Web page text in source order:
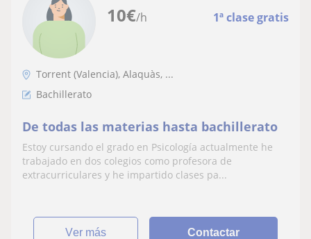
10€/h 1ª clase gratis
Torrent (Valencia), Alaquàs, ...
Bachillerato
De todas las materias hasta bachillerato
Estoy cursando el grado en Psicología actualmente he
trabajado en dos colegios como profesora de
extracurriculares y he impartido clases pa...
ver más Contactar